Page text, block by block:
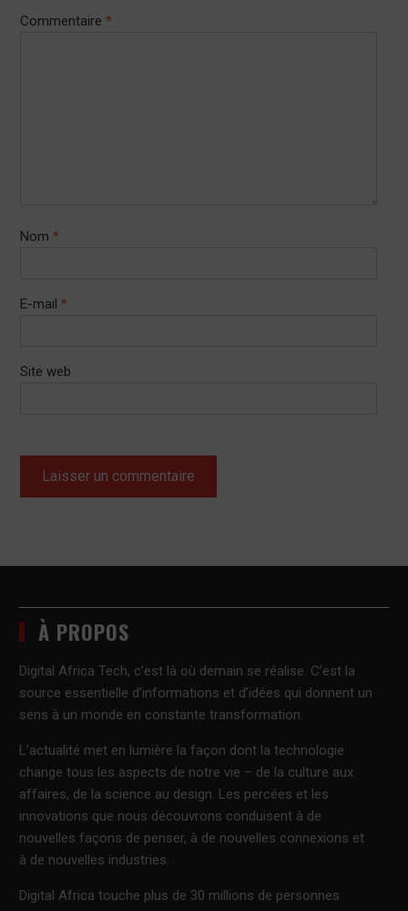
Commentaire *
Nom *
E-mail *
Site web
À PROPOS
Digital Africa Tech, c’est là où demain se réalise. C’est la
source essentielle d’informations et d’idées qui donnent un
sens à un monde en constante transformation.
L’actualité met en lumière la façon dont la technologie
change tous les aspects de notre vie – de la culture aux
affaires, de la science au design. Les percées et les
innovations que nous découvrons conduisent à de
nouvelles façons de penser, à de nouvelles connexions et
à de nouvelles industries.
Digital Africa touche plus de 30 millions de personnes